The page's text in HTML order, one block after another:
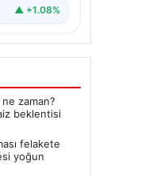
▲ +1.08%
ne zaman?
beklentisi
felakete
yoğun